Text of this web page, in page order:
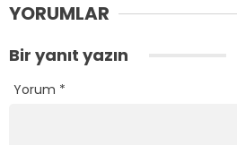
YORUMLAR
Bir yanıt yazın
Yorum *